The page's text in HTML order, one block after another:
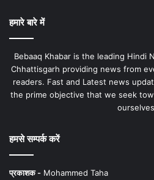
हमारे बारे में
Bebaaq Khabar is the leading Hindi
Chhattisgarh providing news from
readers. Fast and Latest news
the prime objective that we seek
हमसे सम्पर्क करें
प्रकाशक - Mohammed Taha